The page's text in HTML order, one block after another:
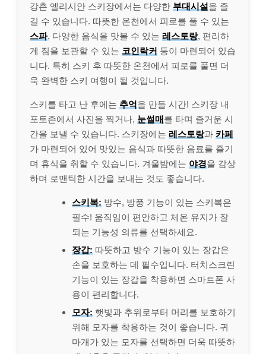
강촌 엘리시안 스키장에서는 다양한 부대시설을 즐
길 수 있습니다. 따뜻한 온천에서 피로를 풀 수 있는
스파, 다양한 음식을 맛볼 수 있는 레스토랑, 편리하
게 짐을 보관할 수 있는 코인락커 등이 마련되어 있습
니다. 특히 스키 후 따뜻한 온천에서 피로를 풀면 더
욱 완벽한 스키 여행이 될 것입니다.
스키를 타고 난 후에는 추억을 만들 시간! 스키장 내
포토존에서 사진을 찍거나, 눈썰매를 타며 즐거운 시
간을 보낼 수 있습니다. 스키장에는 레스토랑과 카페
가 마련되어 있어 맛있는 음식과 따뜻한 음료를 즐기
며 휴식을 취할 수 있습니다. 겨울밤에는 야경을 감상
하며 로맨틱한 시간을 보내는 것도 좋습니다.
스키복: 방수, 방풍 기능이 있는 스키복은
필수! 움직임이 편안하고 체온 유지가 잘
되는 기능성 의류를 선택하세요.
장갑: 따뜻하고 방수 기능이 있는 장갑은
손을 보호하는 데 필수입니다. 터치스크린
기능이 있는 장갑을 착용하면 스마트폰 사
용이 편리합니다.
모자: 햇빛과 추위로부터 머리를 보호하기
위해 모자를 착용하는 것이 좋습니다. 귀
마개가 있는 모자를 선택하면 더욱 따뜻하